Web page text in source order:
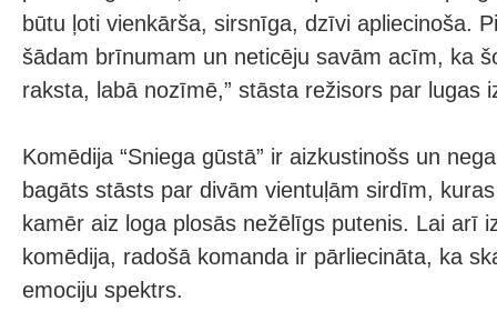
būtu ļoti vienkārša, sirsnīga, dzīvi apliecinoša.
šādam brīnumam un neticēju savām acīm, ka
raksta, labā nozīmē,” stāsta režisors par lugas
Komēdija “Sniega gūstā” ir aizkustinošs un
bagāts stāsts par divām vientuļām sirdīm,
kamēr aiz loga plosās nežēlīgs putenis. Lai arī
komēdija, radošā komanda ir pārliecināta, ka
emociju spektrs.